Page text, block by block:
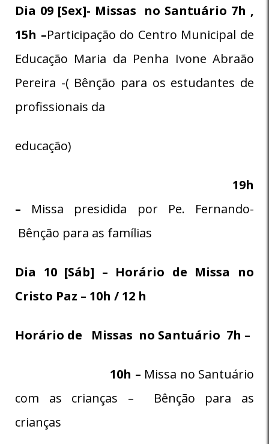
Dia 09 [Sex]- Missas no Santuário 7h ,
15h –Participação do Centro Municipal de
Educação Maria da Penha Ivone Abraão
Pereira -( Bênção para os estudantes de
profissionais da
educação)
19h
– Missa presidida por Pe. Fernando-
Bênção para as famílias
Dia 10 [Sáb] – Horário de Missa no
Cristo Paz – 10h / 12 h
Horário de Missas no Santuário 7h –
10h – Missa no Santuário
com as crianças – Bênção para as
crianças